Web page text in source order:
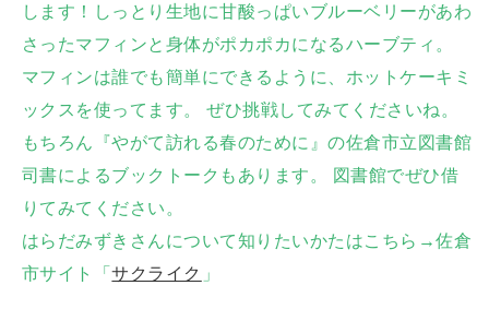
します！しっとり生地に甘酸っぱいブルーベリーがあわ
さったマフィンと身体がポカポカになるハーブティ。
マフィンは誰でも簡単にできるように、ホットケーキミ
ックスを使ってます。 ぜひ挑戦してみてくださいね。
もちろん『やがて訪れる春のために』の佐倉市立図書館
司書によるブックトークもあります。 図書館でぜひ借
りてみてください。
はらだみずきさんについて知りたいかたはこちら→佐倉
市サイト「サクライク 」